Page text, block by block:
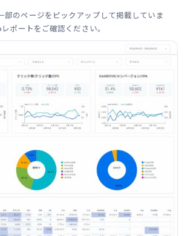
部のページをピックアップして掲載していま
ポートをご確認ください。